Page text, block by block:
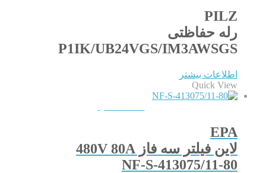
PILZ
رله حفاظتی
P1IK/UB24VGS/IM3AWSGS
اطلاعات بیشتر
Quick View
EPA
لاین فیلتر سه فاز 480V 80A
NF-S-413075/11-80